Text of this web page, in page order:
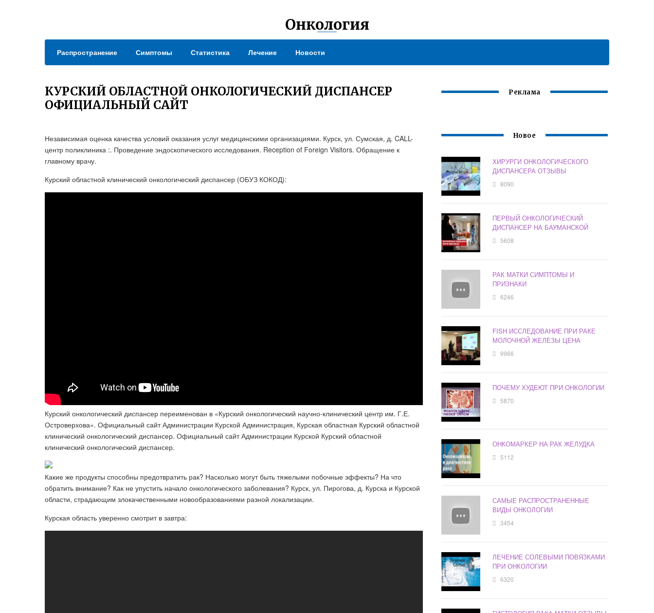
Онкология
Распространение Симптомы Статистика Лечение Новости
КУРСКИЙ ОБЛАСТНОЙ ОНКОЛОГИЧЕСКИЙ ДИСПАНСЕР
ОФИЦИАЛЬНЫЙ САЙТ
Независимая оценка качества условий оказания услуг медицинскими организациями. Курск, ул. Сумская, д. CALL-
центр поликлиника :. Проведение эндоскопического исследования. Reception of Foreign Visitors. Обращение к
главному врачу.
Курский областной клинический онкологический диспансер (ОБУЗ КОКОД):
Курский онкологический диспансер переименован в «Курский онкологический научно-клинический центр им. Г.Е.
Островерхова». Официальный сайт Администрации Курской Администрация, Курская областная Курский областной
клинический онкологический диспансер. Официальный сайт Администрации Курской Курский областной
клинический онкологический диспансер.
Какие же продукты способны предотвратить рак? Насколько могут быть тяжелыми побочные эффекты? На что
обратить внимание? Как не упустить начало онкологического заболевания? Курск, ул. Пирогова, д. Курска и Курской
области, страдающим злокачественными новообразованиями разной локализации.
Курская область уверенно смотрит в завтра:
Реклама
Новое
ХИРУРГИ ОНКОЛОГИЧЕСКОГО
ДИСПАНСЕРА ОТЗЫВЫ
8090
ПЕРВЫЙ ОНКОЛОГИЧЕСКИЙ
ДИСПАНСЕР НА БАУМАНСКОЙ
5608
РАК МАТКИ СИМПТОМЫ И
ПРИЗНАКИ
6246
FISH ИССЛЕДОВАНИЕ ПРИ РАКЕ
МОЛОЧНОЙ ЖЕЛЕЗЫ ЦЕНА
9966
ПОЧЕМУ ХУДЕЮТ ПРИ ОНКОЛОГИИ
5870
ОНКОМАРКЕР НА РАК ЖЕЛУДКА
5112
САМЫЕ РАСПРОСТРАНЕННЫЕ
ВИДЫ ОНКОЛОГИИ
3454
ЛЕЧЕНИЕ СОЛЕВЫМИ ПОВЯЗКАМИ
ПРИ ОНКОЛОГИИ
6320